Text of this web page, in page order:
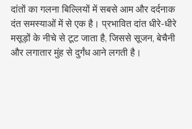
दांतों का गलना बिल्लियों में सबसे आम और दर्दनाक
दंत समस्याओं में से एक है। प्रभावित दांत धीरे-धीरे
मसूड़ों के नीचे से टूट जाता है, जिससे सूजन, बेचैनी
और लगातार मुंह से दुर्गंध आने लगती है।